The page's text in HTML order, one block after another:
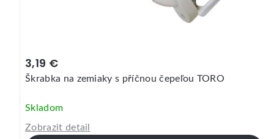
3,19 €
Škrabka na zemiaky s příčnou čepeľou TORO
Skladom
Zobrazit detail